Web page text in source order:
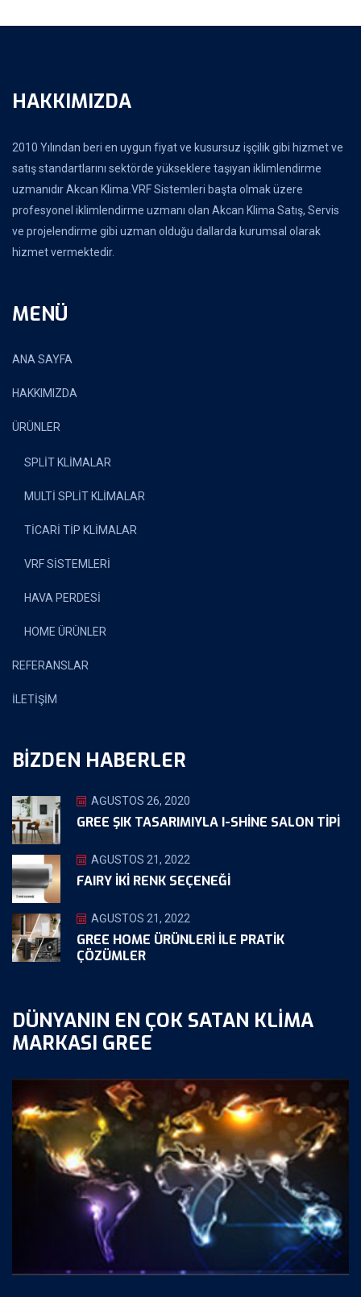
HAKKIMIZDA
2010 Yılından beri en uygun fiyat ve kusursuz işçilik gibi hizmet ve
satış standartlarını sektörde yükseklere taşıyan iklimlendirme
uzmanıdır Akcan Klima.VRF Sistemleri başta olmak üzere
profesyonel iklimlendirme uzmanı olan Akcan Klima Satış, Servis
ve projelendirme gibi uzman olduğu dallarda kurumsal olarak
hizmet vermektedir.
MENÜ
ANA SAYFA
HAKKIMIZDA
ÜRÜNLER
SPLİT KLİMALAR
MULTİ SPLİT KLİMALAR
TİCARİ TİP KLİMALAR
VRF SİSTEMLERİ
HAVA PERDESİ
HOME ÜRÜNLER
REFERANSLAR
İLETİŞİM
BIZDEN HABERLER
AĞUSTOS 26, 2020
GREE ŞIK TASARIMIYLA I-SHINE SALON TIPI
AĞUSTOS 21, 2022
FAIRY İKİ RENK SEÇENEĞİ
AĞUSTOS 21, 2022
GREE HOME ÜRÜNLERI ILE PRATIK
ÇÖZÜMLER
DÜNYANIN EN ÇOK SATAN KLIMA
MARKASI GREE